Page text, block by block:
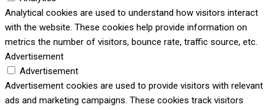
Analytical cookies are used to understand how visitors interact
with the website. These cookies help provide information on
metrics the number of visitors, bounce rate, traffic source, etc.
Advertisement
Advertisement
Advertisement cookies are used to provide visitors with relevant
ads and marketing campaigns. These cookies track visitors